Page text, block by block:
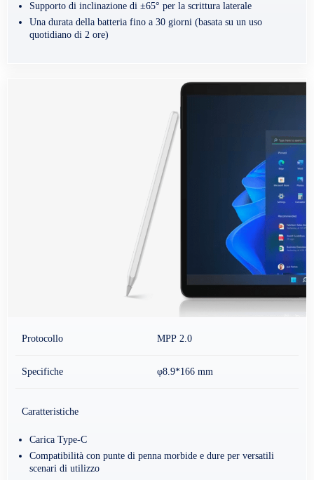
Supporto di inclinazione di ±65° per la scrittura laterale
Una durata della batteria fino a 30 giorni (basata su un uso
quotidiano di 2 ore)
Protocollo MPP 2.0
Specifiche φ8.9*166 mm
Caratteristiche
Carica Type-C
Compatibilità con punte di penna morbide e dure per versatili
scenari di utilizzo